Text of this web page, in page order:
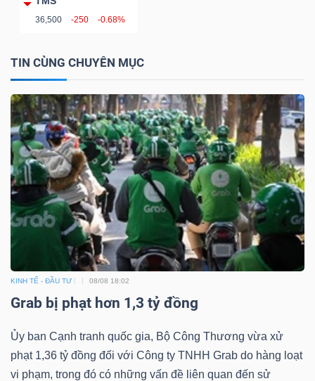
36,500 -250 -0.68%
TIN CÙNG CHUYÊN MỤC
KINH TẾ - ĐẦU TƯ 08/08 18:02
Grab bị phạt hơn 1,3 tỷ đồng
Ủy ban Cạnh tranh quốc gia, Bộ Công Thương vừa xử
phạt 1,36 tỷ đồng đối với Công ty TNHH Grab do hàng loạt
vi phạm, trong đó có những vấn đề liên quan đến sử